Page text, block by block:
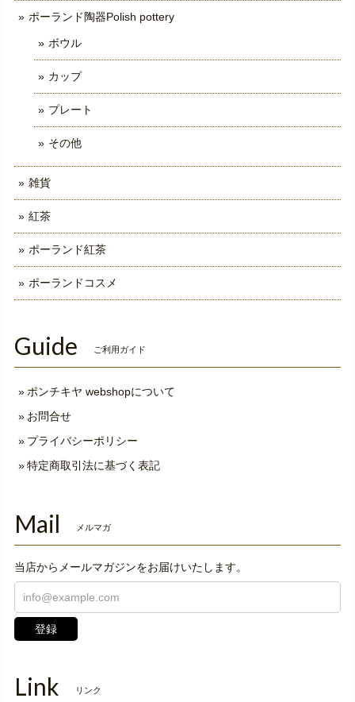
ポーランド陶器Polish pottery
ボウル
カップ
プレート
その他
雑貨
紅茶
ポーランド紅茶
ポーランドコスメ
Guide ご利用ガイド
ポンチキヤ webshopについて
お問合せ
プライバシーポリシー
特定商取引法に基づく表記
Mail メルマガ
当店からメールマガジンをお届けいたします。
登録
Link リンク